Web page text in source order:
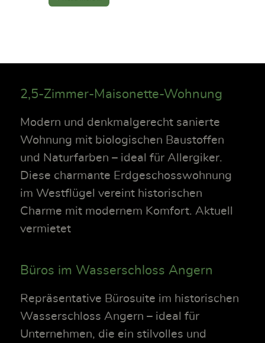
2,5-Zimmer-Maisonette-Wohnung
Modern und denkmalgerecht sanierte
Wohnung mit biologischen Baustoffen
und Naturfarben – ideal für Allergiker.
Diese charmante Erdgeschosswohnung
im Westflügel vereint historischen
Charme mit modernem Komfort. Aktuell
vermietet
Büros im Wasserschloss Angern
Repräsentative Bürosuite im historischen
Wasserschloss Angern – ideal für
Unternehmen, die ein stilvolles und